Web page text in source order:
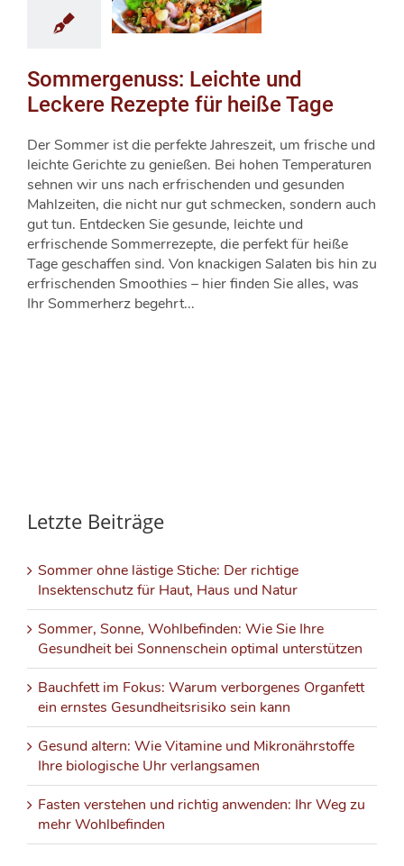
Sommergenuss: Leichte und
Leckere Rezepte für heiße Tage
Der Sommer ist die perfekte Jahreszeit, um frische und
leichte Gerichte zu genießen. Bei hohen Temperaturen
sehnen wir uns nach erfrischenden und gesunden
Mahlzeiten, die nicht nur gut schmecken, sondern auch
gut tun. Entdecken Sie gesunde, leichte und
erfrischende Sommerrezepte, die perfekt für heiße
Tage geschaffen sind. Von knackigen Salaten bis hin zu
erfrischenden Smoothies – hier finden Sie alles, was
Ihr Sommerherz begehrt...
Letzte Beiträge
Sommer ohne lästige Stiche: Der richtige
Insektenschutz für Haut, Haus und Natur
Sommer, Sonne, Wohlbefinden: Wie Sie Ihre
Gesundheit bei Sonnenschein optimal unterstützen
Bauchfett im Fokus: Warum verborgenes Organfett
ein ernstes Gesundheitsrisiko sein kann
Gesund altern: Wie Vitamine und Mikronährstoffe
Ihre biologische Uhr verlangsamen
Fasten verstehen und richtig anwenden: Ihr Weg zu
mehr Wohlbefinden